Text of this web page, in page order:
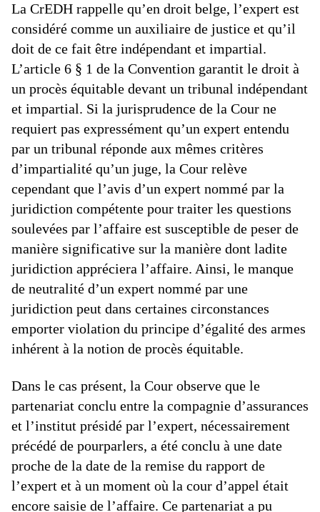
La CrEDH rappelle qu’en droit belge, l’expert est
considéré comme un auxiliaire de justice et qu’il
doit de ce fait être indépendant et impartial.
L’article 6 § 1 de la Convention garantit le droit à
un procès équitable devant un tribunal indépendant
et impartial. Si la jurisprudence de la Cour ne
requiert pas expressément qu’un expert entendu
par un tribunal réponde aux mêmes critères
d’impartialité qu’un juge, la Cour relève
cependant que l’avis d’un expert nommé par la
juridiction compétente pour traiter les questions
soulevées par l’affaire est susceptible de peser de
manière significative sur la manière dont ladite
juridiction appréciera l’affaire. Ainsi, le manque
de neutralité d’un expert nommé par une
juridiction peut dans certaines circonstances
emporter violation du principe d’égalité des armes
inhérent à la notion de procès équitable.
Dans le cas présent, la Cour observe que le
partenariat conclu entre la compagnie d’assurances
et l’institut présidé par l’expert, nécessairement
précédé de pourparlers, a été conclu à une date
proche de la date de la remise du rapport de
l’expert et à un moment où la cour d’appel était
encore saisie de l’affaire. Ce partenariat a pu